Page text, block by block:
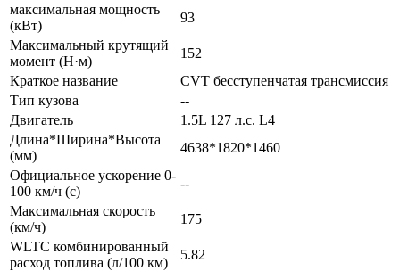
максимальная мощность
(кВт)
93
Максимальный крутящий
момент (Н·м)
152
Краткое название
CVT бесступенчатая трансмиссия
Тип кузова
--
Двигатель
1.5L 127 л.с. L4
Длина*Ширина*Высота
(мм)
4638*1820*1460
Официальное ускорение 0-
100 км/ч (с)
--
Максимальная скорость
(км/ч)
175
WLTC комбинированный
расход топлива (л/100 км)
5.82